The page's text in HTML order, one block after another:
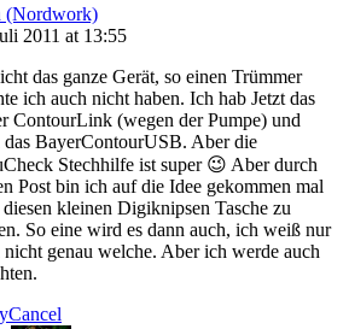
(Nordwork)
2011 at 13:55
das ganze Gerät, so einen Trümmer
ich auch nicht haben. Ich hab Jetzt das
ContourLink (wegen der Pumpe) und
das BayerContourUSB. Aber die
Stechhilfe ist super 😉 Aber durch
Post bin ich auf die Idee gekommen mal
diesen kleinen Digiknipsen Tasche zu
So eine wird es dann auch, ich weiß nur
nicht genau welche. Aber ich werde auch
Cancel